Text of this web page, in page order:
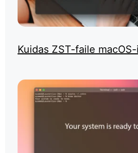
Kuidas ZST-faile